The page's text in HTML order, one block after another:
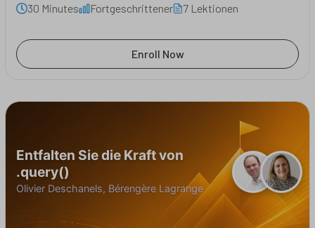
30 Minutes
Fortgeschrittener 7 Lektionen
Enroll Now
Entfalten Sie die Kraft von
.query()
Olivier Deschanels, Bérengère Lagrange